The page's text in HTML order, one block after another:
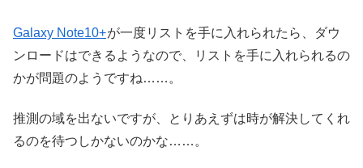
Galaxy Note10+が一度リストを手に入れられたら、ダウ
ンロードはできるようなので、リストを手に入れられるの
かが問題のようですね……。
推測の域を出ないですが、とりあえずは時が解決してくれ
るのを待つしかないのかな……。